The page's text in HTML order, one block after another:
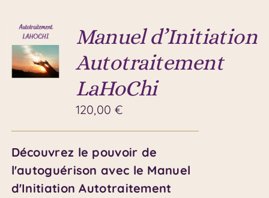
Manuel d’Initiation
Autotraitement
LaHoChi
120,00 €
Découvrez le pouvoir de
l'autoguérison avec le Manuel
d'Initiation Autotraitement